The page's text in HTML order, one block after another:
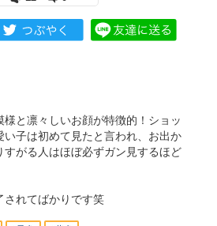
と凛々しいお顔が特徴的！ショッ
い子は初めて見たと言われ、お出か
すがる人はほぼ必ずガン見するほど
されてばかりです笑